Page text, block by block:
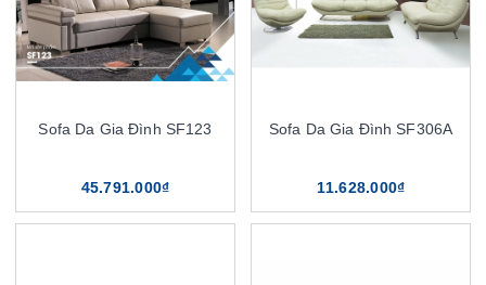
Sofa Da Gia Đình SF123
45.791.000₫
Sofa Da Gia Đình SF306A
11.628.000₫